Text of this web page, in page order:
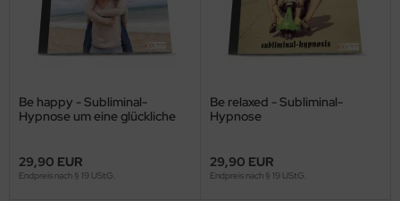
Be happy - Subliminal-
Hypnose um eine glückliche
29,90 EUR
Endpreis nach § 19 UStG.
Be relaxed - Subliminal-
Hypnose
29,90 EUR
Endpreis nach § 19 UStG.